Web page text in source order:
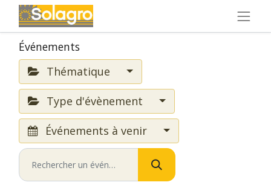
Événements
Thématique
Type d'évènement
Événements à venir